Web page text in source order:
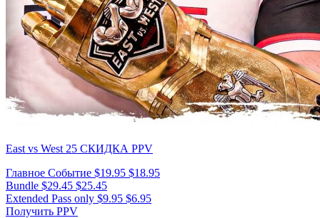
East vs West 25 СКИДКА PPV
Главное Событие $19.95 $18.95
Bundle $29.45 $25.45
Extended Pass only $9.95 $6.95
Получить PPV